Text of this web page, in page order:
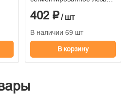
402 ₽/ шт
В наличии 69 шт
В корзину